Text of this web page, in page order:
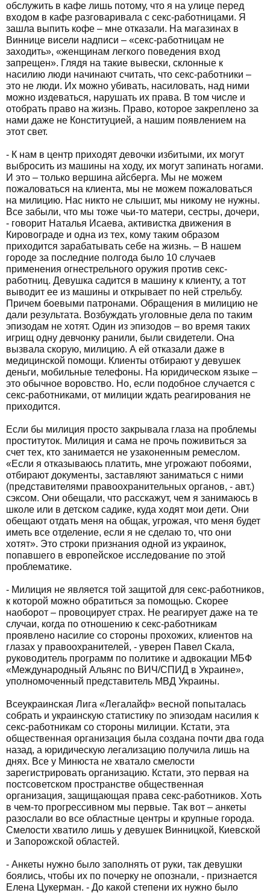
обслужить в кафе лишь потому, что я на улице перед
входом в кафе разговаривала с секс-работницами. Я
зашла выпить кофе – мне отказали. На магазинах в
Виннице висели надписи – «секс-работницам не
заходить», «женщинам легкого поведения вход
запрещен». Глядя на такие вывески, склонные к
насилию люди начинают считать, что секс-работники –
это не люди. Их можно убивать, насиловать, над ними
можно издеваться, нарушать их права. В том числе и
отобрать право на жизнь. Право, которое закреплено за
нами даже не Конституцией, а нашим появлением на
этот свет.
- К нам в центр приходят девочки избитыми, их могут
выбросить из машины на ходу, их могут запинать ногами.
И это – только вершина айсберга. Мы не можем
пожаловаться на клиента, мы не можем пожаловаться
на милицию. Нас никто не слышит, мы никому не нужны.
Все забыли, что мы тоже чьи-то матери, сестры, дочери,
- говорит Наталья Исаева, активистка движения в
Кировограде и одна из тех, кому таким образом
приходится зарабатывать себе на жизнь. – В нашем
городе за последние полгода было 10 случаев
применения огнестрельного оружия против секс-
работниц. Девушка садится в машину к клиенту, а тот
выводит ее из машины и открывает по ней стрельбу.
Причем боевыми патронами. Обращения в милицию не
дали результата. Возбуждать уголовные дела по таким
эпизодам не хотят. Один из эпизодов – во время таких
игрищ одну девчонку ранили, были свидетели. Она
вызвала скорую, милицию. А ей отказали даже в
медицинской помощи. Клиенты отбирают у девушек
деньги, мобильные телефоны. На юридическом языке –
это обычное воровство. Но, если подобное случается с
секс-работниками, от милиции ждать реагирования не
приходится.
Если бы милиция просто закрывала глаза на проблемы
проституток. Милиция и сама не прочь поживиться за
счет тех, кто занимается не узаконенным ремеслом.
«Если я отказываюсь платить, мне угрожают побоями,
отбирают документы, заставляют заниматься с ними
(представителями правоохранительных органов, - авт.)
сэксом. Они обещали, что расскажут, чем я занимаюсь в
школе или в детском садике, куда ходят мои дети. Они
обещают отдать меня на общак, угрожая, что меня будет
иметь все отделение, если я не сделаю то, что они
хотят». Это строки признания одной из украинок,
попавшего в европейское исследование по этой
проблематике.
- Милиция не является той защитой для секс-работников,
к которой можно обратиться за помощью. Скорее
наоборот – провоцирует страх. Не реагирует даже на те
случаи, когда по отношению к секс-работникам
проявлено насилие со стороны прохожих, клиентов на
глазах у правоохранителей, - уверен Павел Скала,
руководитель программ по политике и адвокации МБФ
«Международный Альянс по ВИЧ/СПИД в Украине»,
уполномоченный представитель МВД Украины.
Всеукраинская Лига «Легалайф» весной попыталась
собрать и украинскую статистику по эпизодам насилия к
секс-работникам со стороны милиции. Кстати, эта
общественная организация была создана почти два года
назад, а юридическую легализацию получила лишь на
днях. Все у Минюста не хватало смелости
зарегистрировать организацию. Кстати, это первая на
постсоветском пространстве общественная
организация, защищающая права секс-работников. Хоть
в чем-то прогрессивном мы первые. Так вот – анкеты
разослали во все областные центры и крупные города.
Смелости хватило лишь у девушек Винницкой, Киевской
и Запорожской областей.
- Анкеты нужно было заполнять от руки, так девушки
боялись, чтобы их по почерку не опознали, - признается
Елена Цукерман. - До какой степени их нужно было